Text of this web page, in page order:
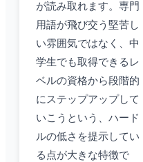
が読み取れます。専門
用語が飛び交う堅苦し
い雰囲気ではなく、中
学生でも取得できるレ
ベルの資格から段階的
にステップアップして
いこうという、ハード
ルの低さを提示してい
る点が大きな特徴で